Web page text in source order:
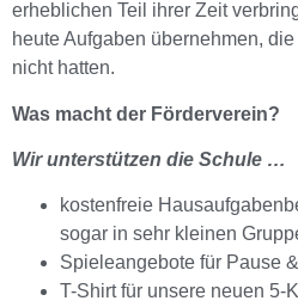
erheblichen Teil ihrer Zeit
heute Aufgaben übernehmen,
nicht hatten.
Was macht der Förderverein?
Wir unterstützen die Schule …
kostenfreie
sogar in sehr kleinen
Spieleangebote für Pause
T-Shirt für unsere neuen 5-